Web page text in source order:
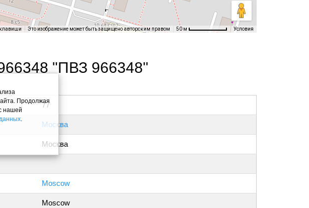
Это изображение может быть защищено авторским правом 50 м Условия
"ПВЗ 966348"
77
Москва
Москва
Moscow
Moscow
Продолжая
нашей